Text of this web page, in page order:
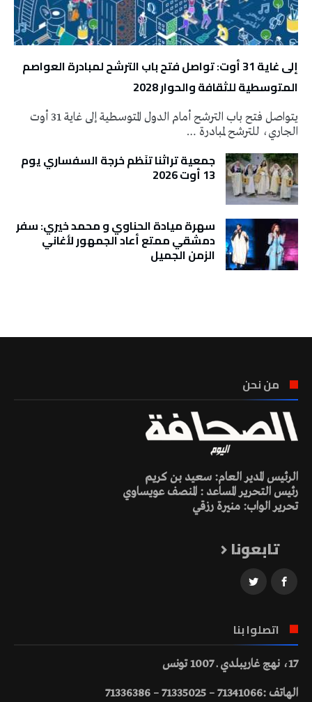
إلى غاية 31 أوت: تواصل فتح باب الترشح لمبادرة العواصم
المتوسطية للثقافة والحوار 2028
يتواصل فتح باب الترشح أمام الدول المتوسطية إلى غاية 31 أوت
الجاري، للترشح لمبادرة …
جمعية تراثنا تنَظم خرجة السفساري يوم
13 أوت 2026
سهرة ميادة الحناوي و محمد خيري: سفر
دمشقي ممتع أعاد الجمهور لأغاني
الزمن الجميل
من نحن
الرئيس المدير العام: سعيد بن كريم
رئيس التحرير المساعد : المنصف عويساوي
تحرير الواب: منيرة رزقي
تابعونا
اتصلوا بنا
17، نهج غاريبلدي ـ 1007 تونس
الهاتف :71341066 – 71335025 – 71336386